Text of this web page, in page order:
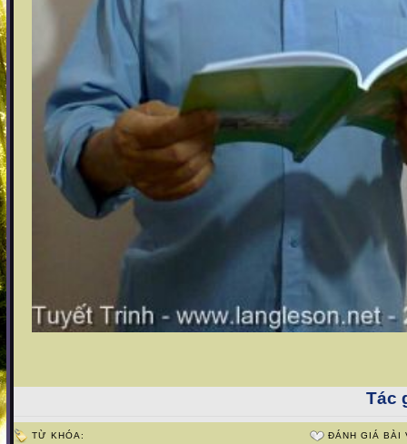
Tác
TỪ KHÓA: ĐÁNH GIÁ BÀI